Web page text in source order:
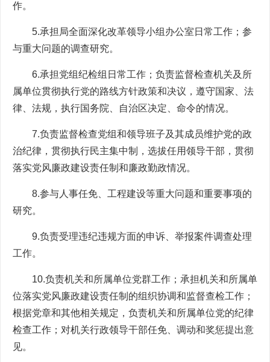
作。
5.承担局全面深化改革领导小组办公室日常工作；参
与重大问题的调查研究。
6.承担党组纪检组日常工作；负责监督检查机关及所
属单位贯彻执行党的路线方针政策和决议，遵守国家、法
律、法规，执行国务院、自治区决定、命令的情况。
7.负责监督检查党组和领导班子及其成员维护党的政
治纪律，贯彻执行民主集中制，选拔任用领导干部，贯彻
落实党风廉政建设责任制和廉政勤政情况。
8.参与人事任免、工程建设等重大问题和重要事项的
研究。
9.负责受理违纪违规方面的申诉、举报案件调查处理
工作。
10.负责机关和所属单位党群工作；承担机关和所属单
位落实党风廉政建设责任制的组织协调和监督查检工作；
根据党章和其他相关规定，负责机关和所属单位党的纪律
检查工作；对机关行政领导干部任免、调动和奖惩提出意
见。